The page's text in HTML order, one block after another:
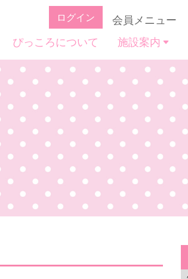
ログイン 会員メニュー
ぴっころについて 施設案内